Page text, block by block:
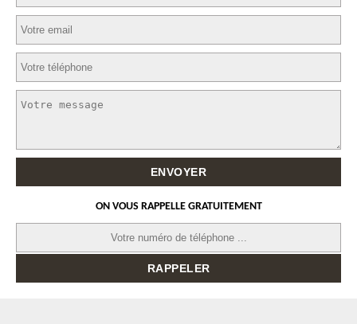
ON VOUS RAPPELLE GRATUITEMENT